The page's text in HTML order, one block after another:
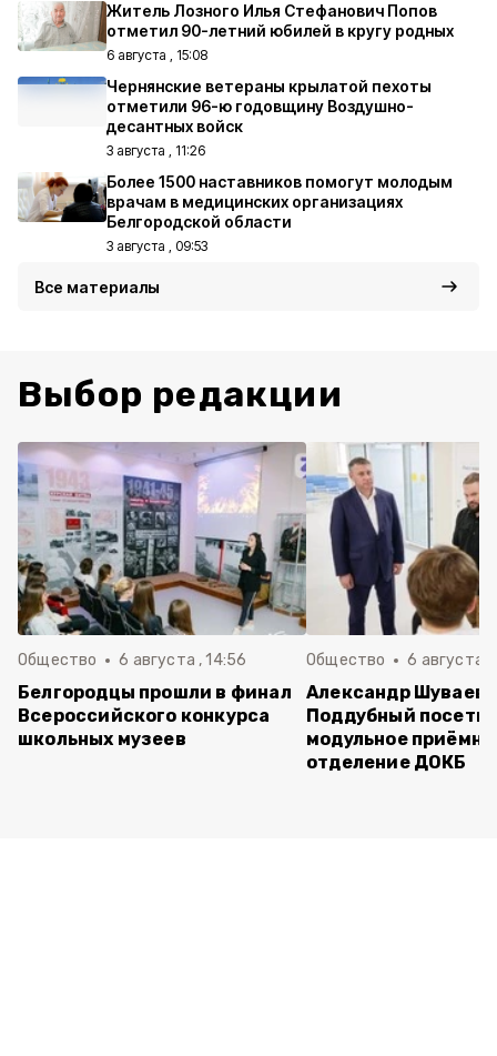
Житель Лозного Илья Стефанович Попов
отметил 90-летний юбилей в кругу родных
6 августа , 15:08
Чернянские ветераны крылатой пехоты
отметили 96-ю годовщину Воздушно-
десантных войск
3 августа , 11:26
Более 1500 наставников помогут молодым
врачам в медицинских организациях
Белгородской области
3 августа , 09:53
Все материалы
Выбор редакции
Общество 6 августа , 14:56
Белгородцы прошли в финал
Всероссийского конкурса
школьных музеев
Общество 6 августа ,
Александр Шуваев
Поддубный
модульное
отделение ДОКБ